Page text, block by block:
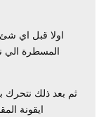
اولا قبل اي
المسطرة الي
ثم بعد ذلك نتحرك
ايقونة